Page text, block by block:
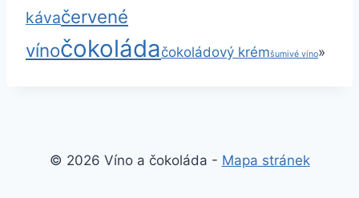
kávačervené
vínočokoládačokoládový krémšumivé víno»
© 2026 Víno a čokoláda - Mapa stránek